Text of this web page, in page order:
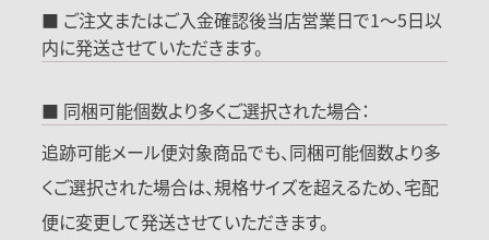
■ ご注文またはご入金確認後当店営業日で1～5日以
内に発送させていただきます。
■ 同梱可能個数より多くご選択された場合：
追跡可能メール便対象商品でも、同梱可能個数より多
くご選択された場合は、規格サイズを超えるため、宅配
便に変更して発送させていただきます。